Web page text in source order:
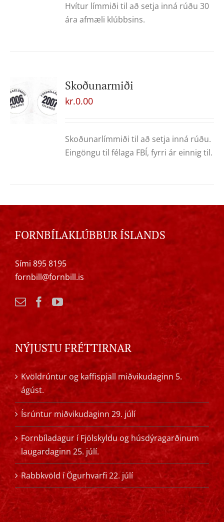
Hvítur límmiði til að setja inná rúðu 30
ára afmæli klúbbsins.
Skoðunarmiði
kr.0.00
Skoðunarlímmiði til að setja inná rúðu.
Eingöngu til félaga FBÍ, fyrri ár einnig til.
FORNBÍLAKLÚBBUR ÍSLANDS
Sími 895 8195
fornbill@fornbill.is
NÝJUSTU FRÉTTIRNAR
Kvöldrúntur og kaffispjall miðvikudaginn 5.
ágúst.
Ísrúntur miðvikudaginn 29. júlí
Fornbíladagur í Fjölskyldu og húsdýragarðinum
laugardaginn 25. júlí.
Rabbkvöld í Ögurhvarfi 22. júlí